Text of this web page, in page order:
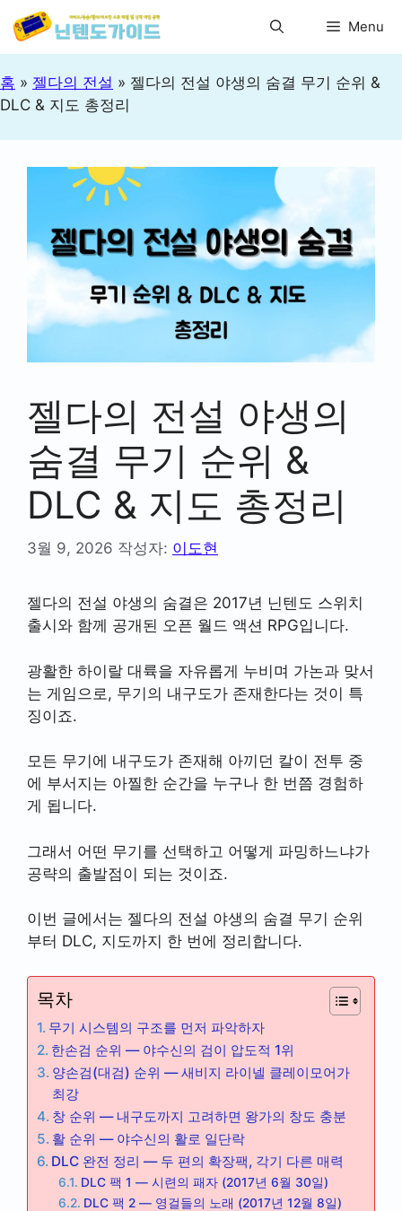
텐
츠
로
건
뛰
Menu
홈 » 젤다의 전설 » 젤다의 전설 야생의 숨결 무기 순위 &
DLC & 지도 총정리
젤다의 전설 야생의
숨결 무기 순위 &
DLC & 지도 총정리
3월 9, 2026 작성자: 이도현
젤다의 전설 야생의 숨결은 2017년 닌텐도 스위치
출시와 함께 공개된 오픈 월드 액션 RPG입니다.
광활한 하이랄 대륙을 자유롭게 누비며 가논과 맞서
는 게임으로, 무기의 내구도가 존재한다는 것이 특
징이죠.
모든 무기에 내구도가 존재해 아끼던 칼이 전투 중
에 부서지는 아찔한 순간을 누구나 한 번쯤 경험하
게 됩니다.
그래서 어떤 무기를 선택하고 어떻게 파밍하느냐가
공략의 출발점이 되는 것이죠.
이번 글에서는 젤다의 전설 야생의 숨결 무기 순위
부터 DLC, 지도까지 한 번에 정리합니다.
목차
무기 시스템의 구조를 먼저 파악하자
한손검 순위 — 야수신의 검이 압도적 1위
양손검(대검) 순위 — 새비지 라이넬 클레이모어가
최강
창 순위 — 내구도까지 고려하면 왕가의 창도 충분
활 순위 — 야수신의 활로 일단락
DLC 완전 정리 — 두 편의 확장팩, 각기 다른 매력
DLC 팩 1 — 시련의 패자 (2017년 6월 30일)
DLC 팩 2 — 영걸들의 노래 (2017년 12월 8일)